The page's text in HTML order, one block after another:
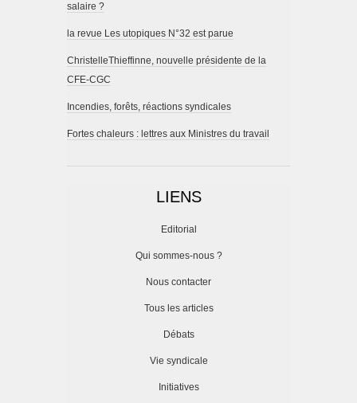
salaire ?
la revue Les utopiques N°32 est parue
ChristelleThieffinne, nouvelle présidente de la
CFE-CGC
Incendies, forêts, réactions syndicales
Fortes chaleurs : lettres aux Ministres du travail
LIENS
Editorial
Qui sommes-nous ?
Nous contacter
Tous les articles
Débats
Vie syndicale
Initiatives